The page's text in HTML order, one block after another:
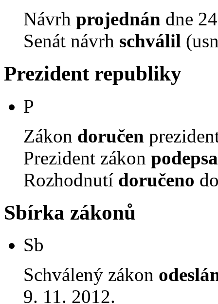
Návrh projednán dne
Senát návrh schválil
Prezident republiky
P
Zákon doručen
Prezident zákon
Rozhodnutí doručeno
Sbírka zákonů
Sb
Schválený zákon
9. 11. 2012.